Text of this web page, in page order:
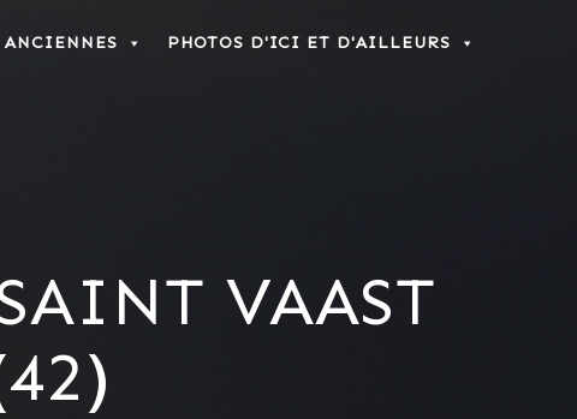
ANCIENNES PHOTOS D'ICI ET D'AILLEURS
VAAST